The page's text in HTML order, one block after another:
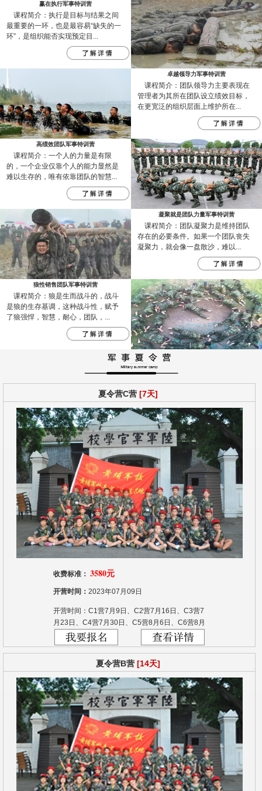
赢在执行军事特训营
课程简介：执行是目标与结果之间
最重要的一环，也是最容易“缺失的一
环”，是组织能否实现预定目...
卓越领导力军事特训营
课程简介：团队领导力主要表现在
管理者为其所在团队设立绩效目标，
在更宽泛的组织层面上维护所在...
高绩效团队军事特训营
课程简介：一个人的力量是有限
的，一个企业仅靠个人的能力显然是
难以生存的，唯有依靠团队的智慧...
凝聚就是团队力量军事特训营
课程简介：团队凝聚力是维持团队
存在的必要条件。如果一个团队丧失
凝聚力，就会像一盘散沙，难以...
狼性销售团队军事特训营
课程简介：狼是生而战斗的，战斗
是狼的生存基调，这种战斗性，赋予
了狼强悍，智慧，耐心，团队，...
夏令营C营[7天]
收费标准： 3580元
开营时间：2023年07月09日
开营时间：C1营7月9日、C2营7月16日、C3营7
月23日、C4营7月30日、C5营8月6日、C6营8月
13日、C7营8月20日
夏令营B营[14天]